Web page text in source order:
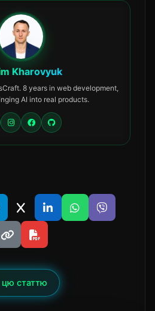
Kharovyuk
8 years in web development,
AI into real products.
цю статтю